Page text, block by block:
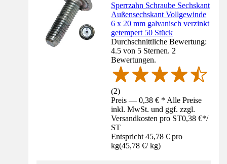
Sperrzahn Schraube Sechskant
Außensechskant Vollgewinde
6 x 20 mm galvanisch verzinkt
getempert 50 Stück
Durchschnittliche Bewertung:
4.5 von 5 Sternen. 2
Bewertungen.
(2)
Preis — 0,38 € * Alle Preise
inkl. MwSt. und ggf. zzgl.
Versandkosten pro ST0,38 €*/
ST
Entspricht 45,78 € pro
kg(45,78 €/ kg)